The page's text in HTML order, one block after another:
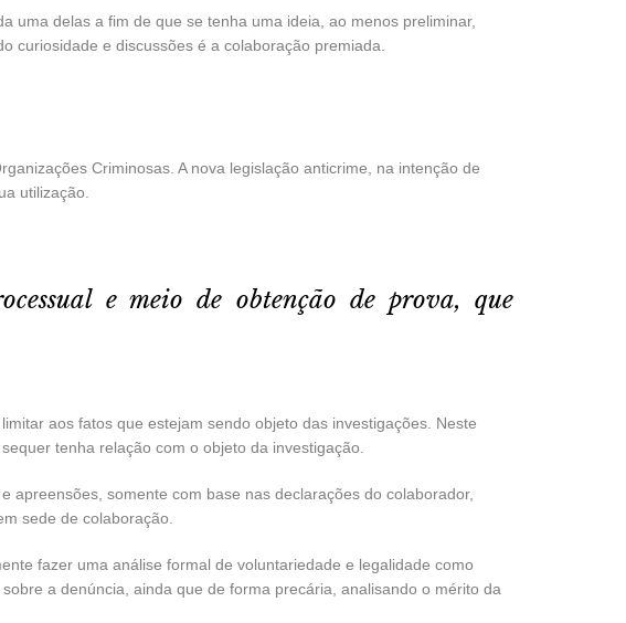
uma delas a fim de que se tenha uma ideia, ao menos preliminar,
curiosidade e discussões é a colaboração premiada.
Criminosas. A nova legislação anticrime, na intenção de
utilização.
e meio de obtenção de prova, que
aos fatos que estejam sendo objeto das investigações. Neste
tenha relação com o objeto da investigação.
somente com base nas declarações do colaborador,
sede de colaboração.
fazer uma análise formal de voluntariedade e legalidade como
a denúncia, ainda que de forma precária, analisando o mérito da